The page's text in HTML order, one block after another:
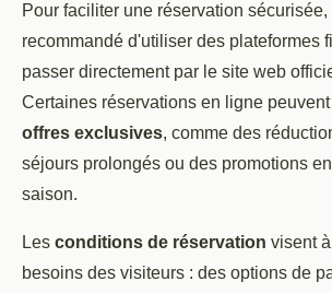
Pour faciliter une réservation sécurisée,
recommandé d'utiliser des plateformes
passer directement par le site web
Certaines réservations en ligne
offres exclusives, comme des
séjours prolongés ou des promotions
saison.
Les conditions de réservation visent
besoins des visiteurs : des options de